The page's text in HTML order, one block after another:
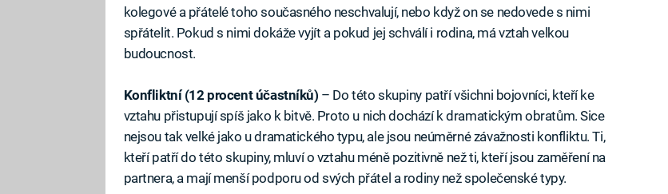
kolegové a přátelé toho současného neschvalují, nebo když on se nedovede s nimi
spřátelit. Pokud s nimi dokáže vyjít a pokud jej schválí i rodina, má vztah velkou
budoucnost.
Konfliktní (12 procent účastníků) – Do této skupiny patří všichni bojovníci, kteří ke
vztahu přistupují spíš jako k bitvě. Proto u nich dochází k dramatickým obratům. Sice
nejsou tak velké jako u dramatického typu, ale jsou neúměrné závažnosti konfliktu. Ti,
kteří patří do této skupiny, mluví o vztahu méně pozitivně než ti, kteří jsou zaměření na
partnera, a mají menší podporu od svých přátel a rodiny než společenské typy.